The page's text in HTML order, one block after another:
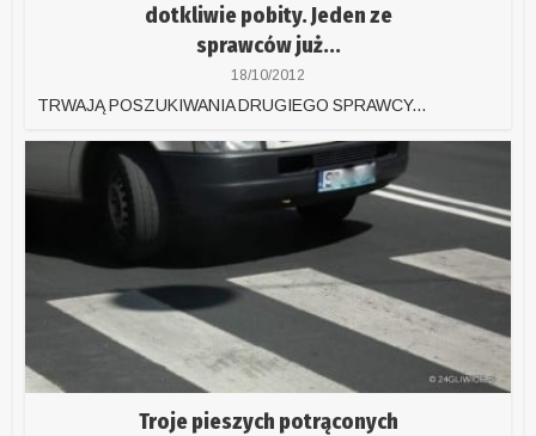
dotkliwie pobity. Jeden ze
sprawców już...
18/10/2012
TRWAJĄ POSZUKIWANIA DRUGIEGO SPRAWCY...
Troje pieszych potrąconych